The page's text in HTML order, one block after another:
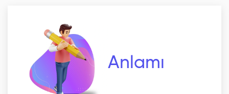
Anlamı